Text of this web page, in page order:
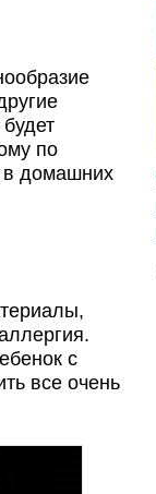
по
в домашних
с
все очень